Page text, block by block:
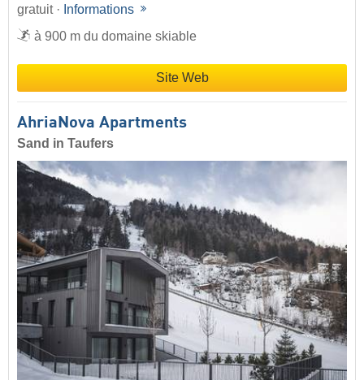
gratuit · Informations
à 900 m du domaine skiable
Site Web
AhriaNova Apartments
Sand in Taufers